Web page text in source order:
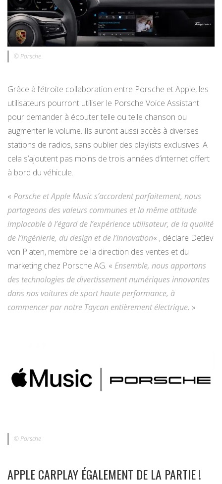
© Porsche
Grâce à l’étroite collaboration entre Porsche et Apple, les
utilisateurs pourront utiliser le Porsche Voice Assistant
pour demander à écouter telle ou telle chanson ou
augmenter le volume. Ils auront aussi accès à diverses
stations de radios, sans oublier des playlists exclusives. A
cela s’ajoutent pas moins de trois années d’internet offert
à bord du véhicule.
« Porsche et Apple Music s’accordent parfaitement, nous
partageons des valeurs communes et la même attitude
implacable à l’égard de l’expérience utilisateur, de la qualité
de l’ingénierie, du design et de l’innovation« , déclare Detlev
von Platen, membre de la direction des ventes et du
marketing chez Porsche AG. « Ensemble, nous apportons
des technologies de divertissement numériques innovantes
dans nos voitures de sport haute performance, à
commencer par notre Taycan entièrement électrique. »
© Porsche
APPLE CARPLAY ÉGALEMENT DE LA PARTIE !